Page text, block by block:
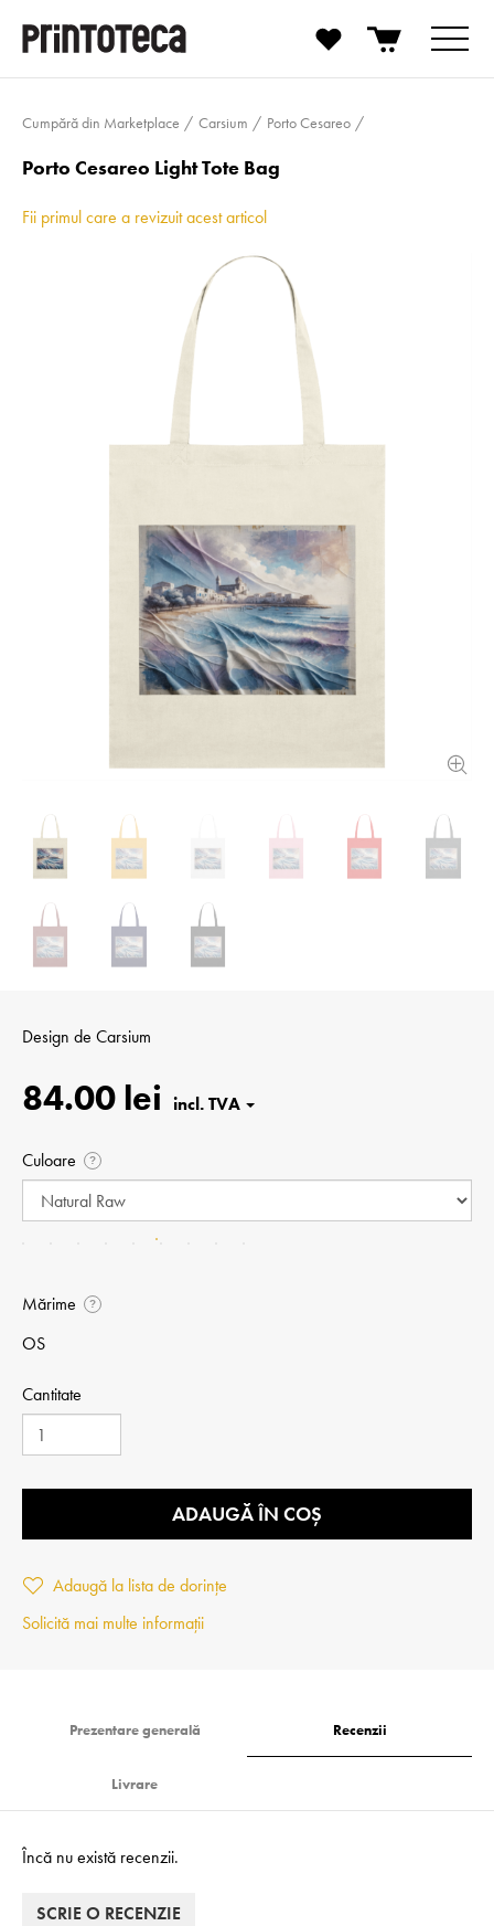
Cumpără din Marketplace Carsium Porto Cesareo
Porto Cesareo Light Tote Bag
Fii primul care a revizuit acest articol
Design de Carsium
84.00 lei
Culoare ?
Mărime ?
OS
Cantitate
ADAUGĂ ÎN COȘ
Adaugă la lista de dorințe
Solicită mai multe informații
Prezentare generală Recenzii
Livrare
Încă nu există recenzii.
SCRIE O RECENZIE